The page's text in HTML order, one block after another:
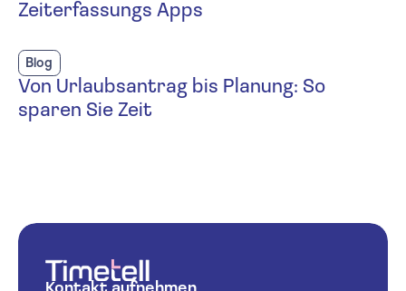
Zeiterfassungs Apps
Blog
Von Urlaubsantrag bis Planung: So
sparen Sie Zeit